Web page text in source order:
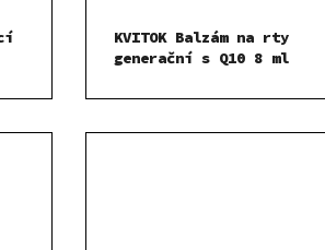
KVITOK Balzám na rty
generační s Q10 8 ml